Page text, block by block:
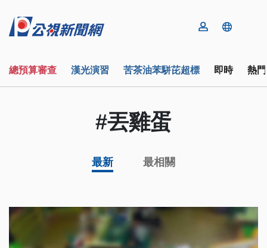
總預算審查 漢光演習 苦茶油苯駢芘超標 即時 熱
#丟雞蛋
最新 最相關